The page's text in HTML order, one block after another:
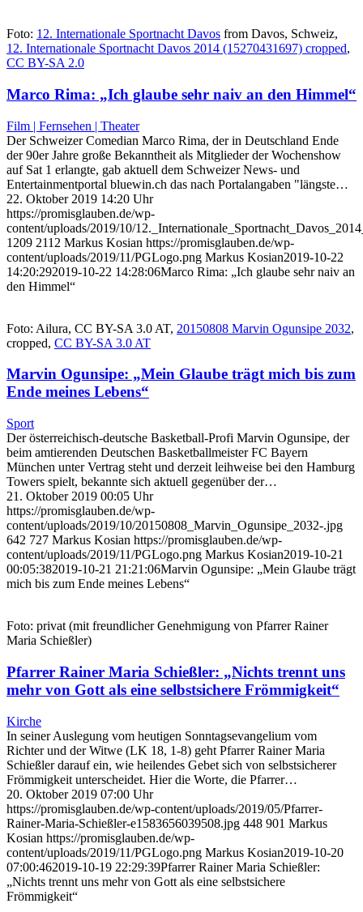
Foto: 12. Internationale Sportnacht Davos from Davos, Schweiz,
12. Internationale Sportnacht Davos 2014 (15270431697) cropped,
CC BY-SA 2.0
Marco Rima: „Ich glaube sehr naiv an den Himmel“
Film | Fernsehen | Theater
Der Schweizer Comedian Marco Rima, der in Deutschland Ende
der 90er Jahre große Bekanntheit als Mitglieder der Wochenshow
auf Sat 1 erlangte, gab aktuell dem Schweizer News- und
Entertainmentportal bluewin.ch das nach Portalangaben "längste…
22. Oktober 2019 14:20 Uhr
https://promisglauben.de/wp-
content/uploads/2019/10/
1209 2112 Markus Kosian https://promisglauben.de/wp-
content/uploads/2019/11/PGLogo.png Markus Kosian2019-10-22
14:20:292019-10-22 14:28:06Marco Rima: „Ich glaube sehr naiv an
den Himmel“
Foto: Ailura, CC BY-SA 3.0 AT, 20150808 Marvin Ogunsipe 2032,
cropped, CC BY-SA 3.0 AT
Marvin Ogunsipe: „Mein Glaube trägt mich bis zum
Ende meines Lebens“
Sport
Der österreichisch-deutsche Basketball-Profi Marvin Ogunsipe, der
beim amtierenden Deutschen Basketballmeister FC Bayern
München unter Vertrag steht und derzeit leihweise bei den Hamburg
Towers spielt, bekannte sich aktuell gegenüber der…
21. Oktober 2019 00:05 Uhr
https://promisglauben.de/wp-
content/uploads/2019/10/20150808_Marvin_Ogunsipe_2032-.jpg
642 727 Markus Kosian https://promisglauben.de/wp-
content/uploads/2019/11/PGLogo.png Markus Kosian2019-10-21
00:05:382019-10-21 21:21:06Marvin Ogunsipe: „Mein Glaube trägt
mich bis zum Ende meines Lebens“
Foto: privat (mit freundlicher Genehmigung von Pfarrer Rainer
Maria Schießler)
Pfarrer Rainer Maria Schießler: „Nichts trennt uns
mehr von Gott als eine selbstsichere Frömmigkeit“
Kirche
In seiner Auslegung vom heutigen Sonntagsevangelium vom
Richter und der Witwe (LK 18, 1-8) geht Pfarrer Rainer Maria
Schießler darauf ein, wie heilendes Gebet sich von selbstsicherer
Frömmigkeit unterscheidet. Hier die Worte, die Pfarrer…
20. Oktober 2019 07:00 Uhr
https://promisglauben.de/wp-content/uploads/2019/05/Pfarrer-
Rainer-Maria-Schießler-e1583656039508.jpg 448 901 Markus
Kosian https://promisglauben.de/wp-
content/uploads/2019/11/PGLogo.png Markus Kosian2019-10-20
07:00:462019-10-19 22:29:39Pfarrer Rainer Maria Schießler:
„Nichts trennt uns mehr von Gott als eine selbstsichere
Frömmigkeit“